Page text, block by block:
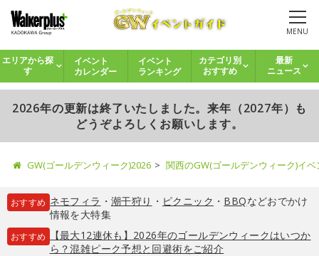
MENU
エリアから探
す
イベント
カレンダー
イベント
ランキング
カテゴリ別
おすすめ
最新
ニュース
2026年の更新は終了いたしました。来年（2027年）も
どうぞよろしくお願いします。
GW(ゴールデンウィーク)2026 関西のGW(ゴールデンウィーク)イ
おすすめ ネモフィラ ・ 潮干狩り ・ ピクニック ・ BBQなどおでかけ
情報を大特集
おすすめ
【最大12連休も】2026年のゴールデンウィークはいつか
ら？混雑ピーク予想と回避術をご紹介